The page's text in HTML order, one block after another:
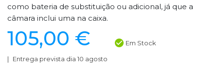
como bateria de substituição ou adicional, já que a
câmara inclui uma na caixa.
105,00 € Em Stock
Entrega prevista dia 10 agosto